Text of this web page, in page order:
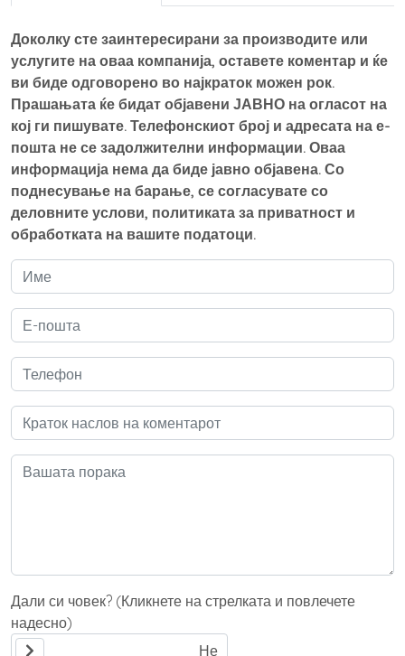
Доколку сте заинтересирани за производите или
услугите на оваа компанија, оставете коментар и ќе
ви биде одговорено во најкраток можен рок.
Прашањата ќе бидат објавени ЈАВНО на огласот на
кој ги пишувате. Телефонскиот број и адресата на е-
пошта не се задолжителни информации. Оваа
информација нема да биде јавно објавена. Со
поднесување на барање, се согласувате со
деловните услови, политиката за приватност и
обработката на вашите податоци.
Дали си човек? (Кликнете на стрелката и повлечете
надесно)